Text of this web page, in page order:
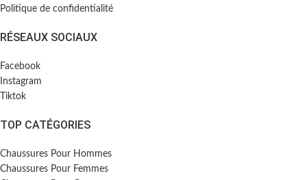
Politique de confidentialité
RÉSEAUX SOCIAUX
Facebook
Instagram
Tiktok
TOP CATÉGORIES
Chaussures Pour Hommes
Chaussures Pour Femmes